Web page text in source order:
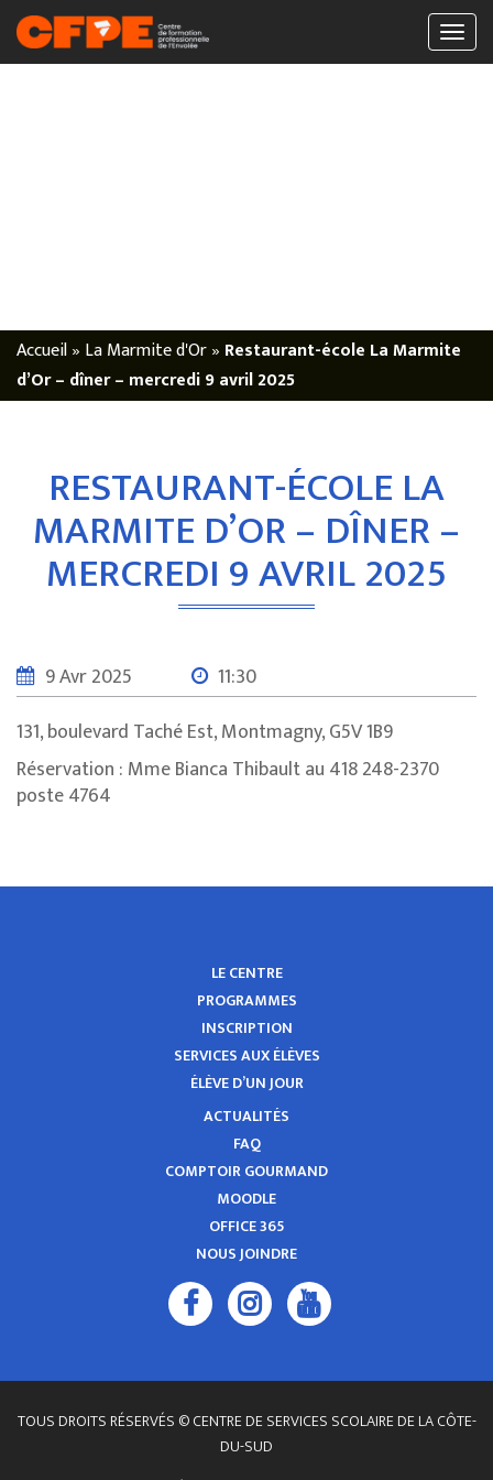
Accueil» La Marmite d'Or» Restaurant-école La Marmite
d’Or – dîner – mercredi 9 avril 2025
RESTAURANT-ÉCOLE LA
MARMITE D’OR – DÎNER –
MERCREDI 9 AVRIL 2025
9 Avr 2025
11:30
131, boulevard Taché Est, Montmagny, G5V 1B9
Réservation : Mme Bianca Thibault au 418 248-2370
poste 4764
LE CENTRE
PROGRAMMES
INSCRIPTION
SERVICES AUX ÉLÈVES
ÉLÈVE D’UN JOUR
ACTUALITÉS
FAQ
COMPTOIR GOURMAND
MOODLE
OFFICE 365
NOUS JOINDRE
TOUS DROITS RÉSERVÉS © CENTRE DE SERVICES SCOLAIRE DE LA CÔTE-
DU-SUD